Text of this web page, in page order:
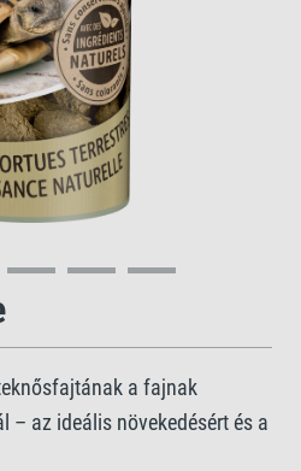
a fajnak
– az ideális növekedésért és a